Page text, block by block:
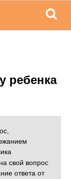
ребенка
свой вопрос
ответа от